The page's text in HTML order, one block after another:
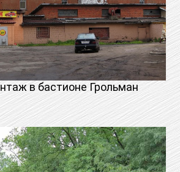
в бастионе Грольман